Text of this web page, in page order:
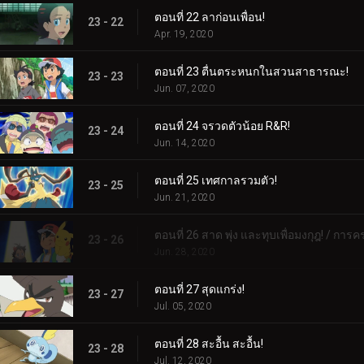
23 - 22 ตอนที่ 22 ลาก่อนเพื่อน!
Apr. 19, 2020
23 - 23 ตอนที่ 23 ตื่นตระหนกในสวนสาธารณะ!
Jun. 07, 2020
23 - 24 ตอนที่ 24 จรวดตัวน้อย R&R!
Jun. 14, 2020
23 - 25 ตอนที่ 25 เทศกาลรวมตัว!
Jun. 21, 2020
23 - 26 ตอนที่ 26 สาด พุ่ง และทุบเพื่อมงกุฎ! / การค
Jun. 28, 2020
23 - 27 ตอนที่ 27 สุดแกร่ง!
Jul. 05, 2020
23 - 28 ตอนที่ 28 สะอื้น สะอื้น!
Jul. 12, 2020